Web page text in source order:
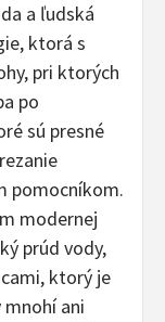
a ľudská
ktorá s
pri ktorých
po
sú presné
pomocníkom.
modernej
prúd vody,
ktorý je
ani